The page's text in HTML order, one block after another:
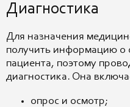
Диагностика
Для назначения
получить информацию о
пациента, поэтому
диагностика. Она
опрос и осмотр;